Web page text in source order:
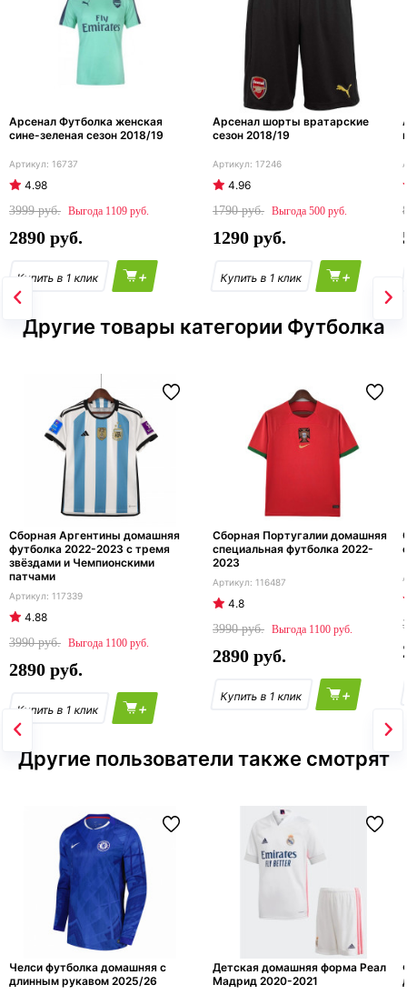
Арсенал Футболка женская
сине-зеленая сезон 2018/19
16737
4.98
3999
1109
2890
+
Арсенал шорты вратарские
сезон 2018/19
17246
4.96
1790
500
1290
+
Другие товары категории Футболка
Сборная Аргентины домашняя
футболка 2022-2023 с тремя
звёздами и Чемпионскими
патчами
117339
4.88
3990
1100
2890
+
Сборная Португалии домашняя
специальная футболка 2022-
2023
116487
4.8
3990
1100
2890
+
Другие пользователи также смотрят
Челси футболка домашняя с
длинным рукавом 2025/26
Детская домашняя форма Реал
Мадрид 2020-2021